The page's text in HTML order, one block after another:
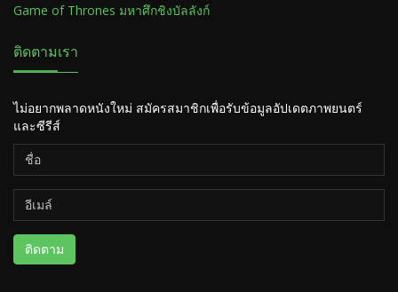
Game of Thrones มหาศึกชิงบัลลังก์
ติดตามเรา
ไม่อยากพลาดหนังใหม่ สมัครสมาชิกเพื่อรับข้อมูลอัปเดตภาพยนตร์
และซีรีส์
ติดตาม